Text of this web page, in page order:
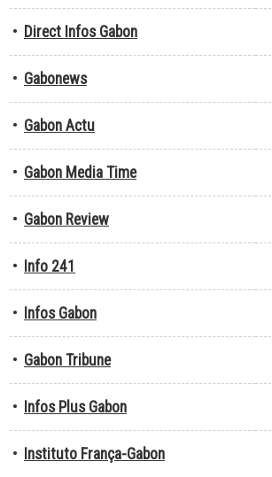
• Direct Infos Gabon
• Gabonews
• Gabon Actu
• Gabon Media Time
• Gabon Review
• Info 241
• Infos Gabon
• Gabon Tribune
• Infos Plus Gabon
• Instituto França-Gabon